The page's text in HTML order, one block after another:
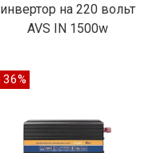
инвертор на 220 вольт
AVS IN 1500w
36%